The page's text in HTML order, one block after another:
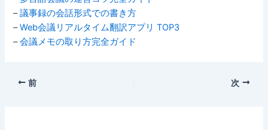
–議事録の会話形式での書き方
–Web会議リアルタイム翻訳アプリ TOP3
–会議メモの取り方完全ガイド
前 次